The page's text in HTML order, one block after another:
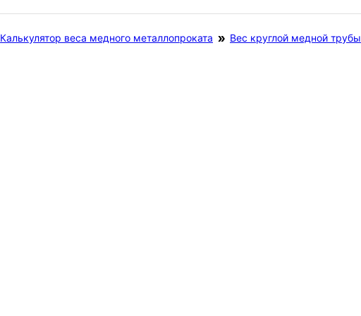
Калькулятор веса медного металлопроката Вес круглой медной трубы